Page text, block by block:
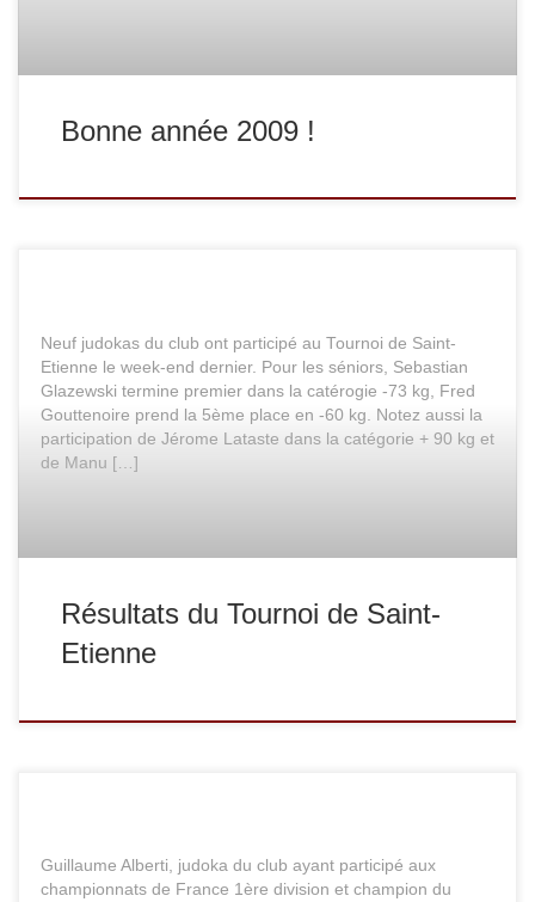
Bonne année 2009 !
Neuf judokas du club ont participé au Tournoi de Saint-
Etienne le week-end dernier. Pour les séniors, Sebastian
Glazewski termine premier dans la catérogie -73 kg, Fred
Gouttenoire prend la 5ème place en -60 kg. Notez aussi la
participation de Jérome Lataste dans la catégorie + 90 kg et
de Manu […]
Résultats du Tournoi de Saint-
Etienne
Guillaume Alberti, judoka du club ayant participé aux
championnats de France 1ère division et champion du